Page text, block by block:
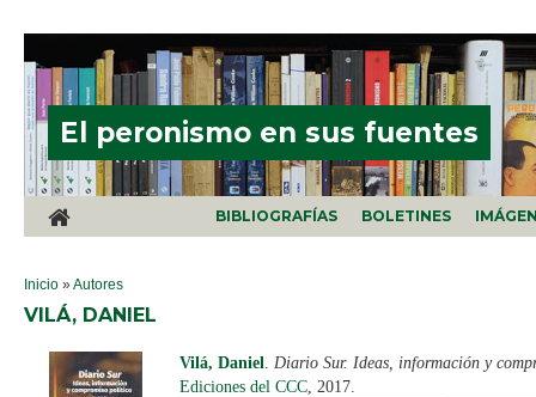
El peronismo en sus fuentes
BIBLIOGRAFÍAS BOLETINES
SE ENCUENTRA USTED AQUÍ
Inicio »Autores
VILÁ, DANIEL
Vilá, Daniel. Diario Sur. Ideas, información y
Ediciones del CCC, 2017.